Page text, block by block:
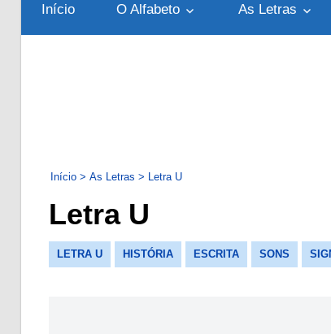
Alfabeto
Português
Início O Alfabeto As Letras
Início > As Letras > Letra U
Letra U
LETRA U HISTÓRIA ESCRITA SONS